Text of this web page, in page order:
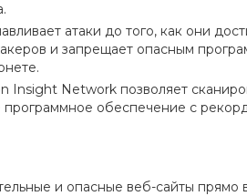
атаки до того, как они
и запрещает опасным
Insight Network позволяет
программное обеспечение с
и опасные веб-сайты прямо в